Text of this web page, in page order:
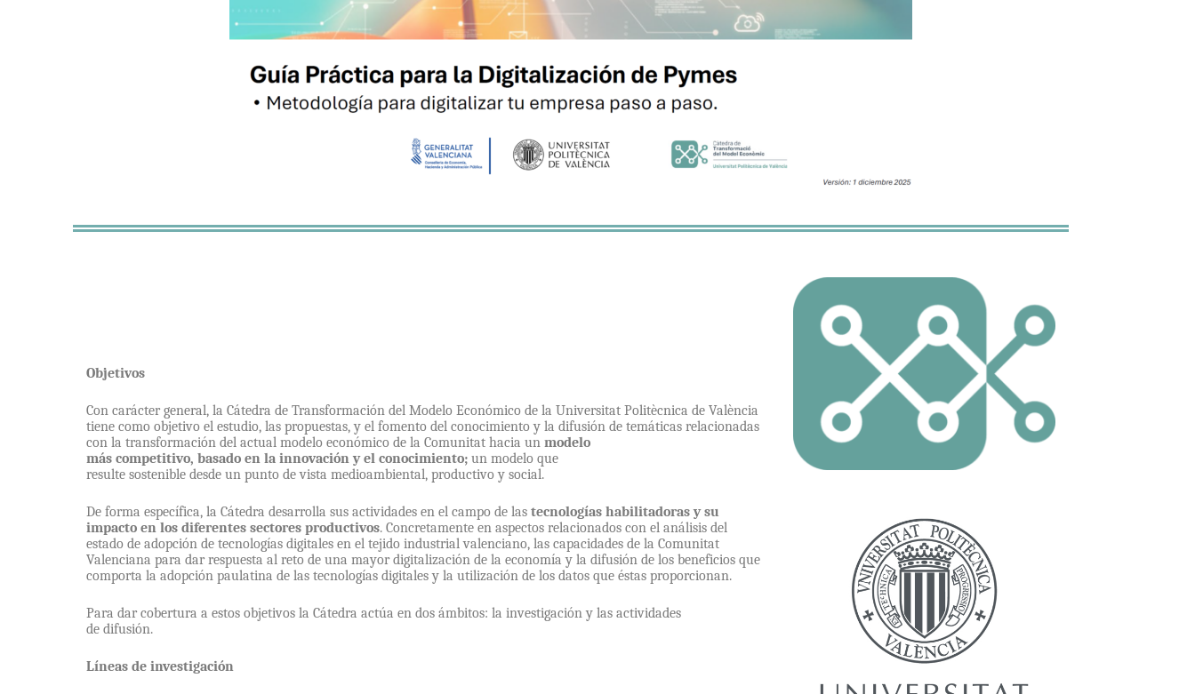
Objetivos
Con carácter general, la Cátedra de Transformación del Modelo Económico de la Universitat Politècnica de València
tiene como objetivo el estudio, las propuestas, y el fomento del conocimiento y la difusión de temáticas relacionadas
con la transformación del actual modelo económico de la Comunitat hacia un modelo
más competitivo, basado en la innovación y el conocimiento; un modelo que
resulte sostenible desde un punto de vista medioambiental, productivo y social.
De forma específica, la Cátedra desarrolla sus actividades en el campo de las tecnologías habilitadoras y su
impacto en los diferentes sectores productivos. Concretamente en aspectos relacionados con el análisis del
estado de adopción de tecnologías digitales en el tejido industrial valenciano, las capacidades de la Comunitat
Valenciana para dar respuesta al reto de una mayor digitalización de la economía y la difusión de los beneficios que
comporta la adopción paulatina de las tecnologías digitales y la utilización de los datos que éstas proporcionan.
Para dar cobertura a estos objetivos la Cátedra actúa en dos ámbitos: la investigación y las actividades
de difusión.
Líneas de investigación